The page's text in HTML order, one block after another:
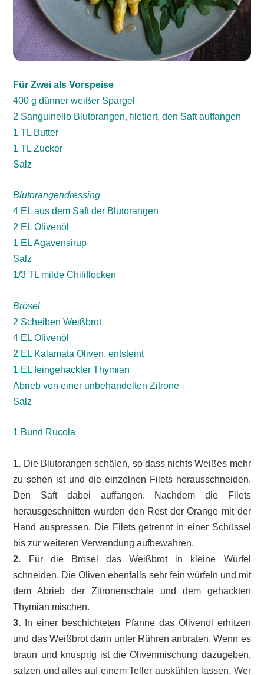
Für Zwei als Vorspeise
400 g dünner weißer Spargel
2 Sanguinello Blutorangen, filetiert, den Saft auffangen
1 TL Butter
1 TL Zucker
Salz
Blutorangendressing
4 EL aus dem Saft der Blutorangen
2 EL Olivenöl
1 EL Agavensirup
Salz
1/3 TL milde Chiliflocken
Brösel
2 Scheiben Weißbrot
4 EL Olivenöl
2 EL Kalamata Oliven, entsteint
1 EL feingehackter Thymian
Abrieb von einer unbehandelten Zitrone
Salz
1 Bund Rucola
1. Die Blutorangen schälen, so dass nichts Weißes mehr
zu sehen ist und die einzelnen Filets herausschneiden.
Den Saft dabei auffangen. Nachdem die Filets
herausgeschnitten wurden den Rest der Orange mit der
Hand auspressen. Die Filets getrennt in einer Schüssel
bis zur weiteren Verwendung aufbewahren.
2. Für die Brösel das Weißbrot in kleine Würfel
schneiden. Die Oliven ebenfalls sehr fein würfeln und mit
dem Abrieb der Zitronenschale und dem gehackten
Thymian mischen.
3. In einer beschichteten Pfanne das Olivenöl erhitzen
und das Weißbrot darin unter Rühren anbraten. Wenn es
braun und knusprig ist die Olivenmischung dazugeben,
salzen und alles auf einem Teller auskühlen lassen. Wer